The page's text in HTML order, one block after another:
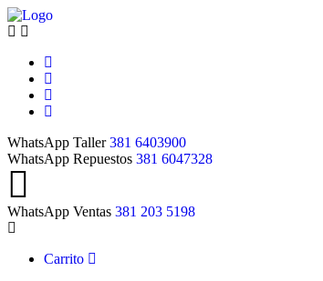
WhatsApp Taller381 6403900
WhatsApp Repuestos 381 6047328
WhatsApp Ventas 381 203 5198
Carrito